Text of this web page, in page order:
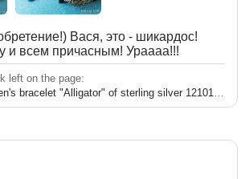
Вася, это - шикардос!
и всем причасным! Ураааа!!!
left on the page: